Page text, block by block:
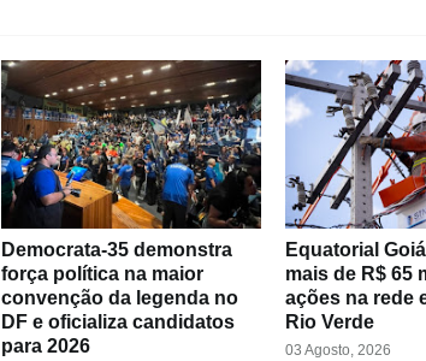
Democrata-35 demonstra
força política na maior
convenção da legenda no
DF e oficializa candidatos
para 2026
Equatorial
mais de R$ 65
ações na rede
Rio Verde
03 Agosto, 2026